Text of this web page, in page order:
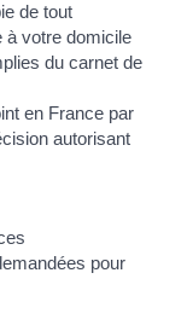
de tout
à votre domicile
du carnet de
en France par
autorisant
pour